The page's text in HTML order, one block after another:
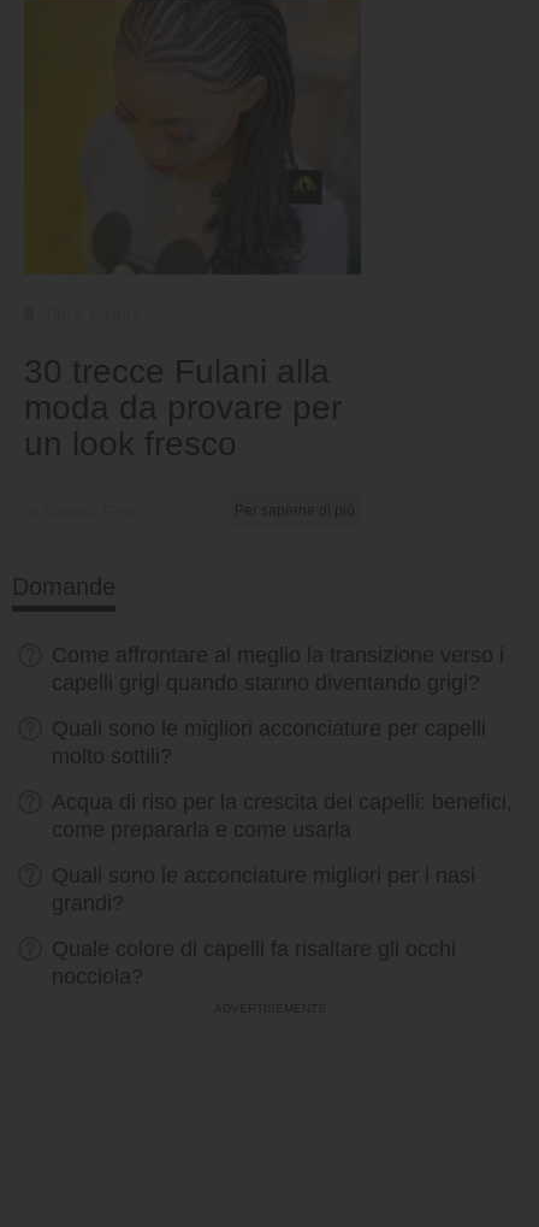
30 trecce Fulani alla
moda da provare per
un look fresco
Domande
Come affrontare al meglio la transizione verso i
capelli grigi quando stanno diventando grigi?
Quali sono le migliori acconciature per capelli
molto sottili?
Acqua di riso per la crescita dei capelli: benefici,
come prepararla e come usarla
Quali sono le acconciature migliori per i nasi
grandi?
Quale colore di capelli fa risaltare gli occhi
nocciola?